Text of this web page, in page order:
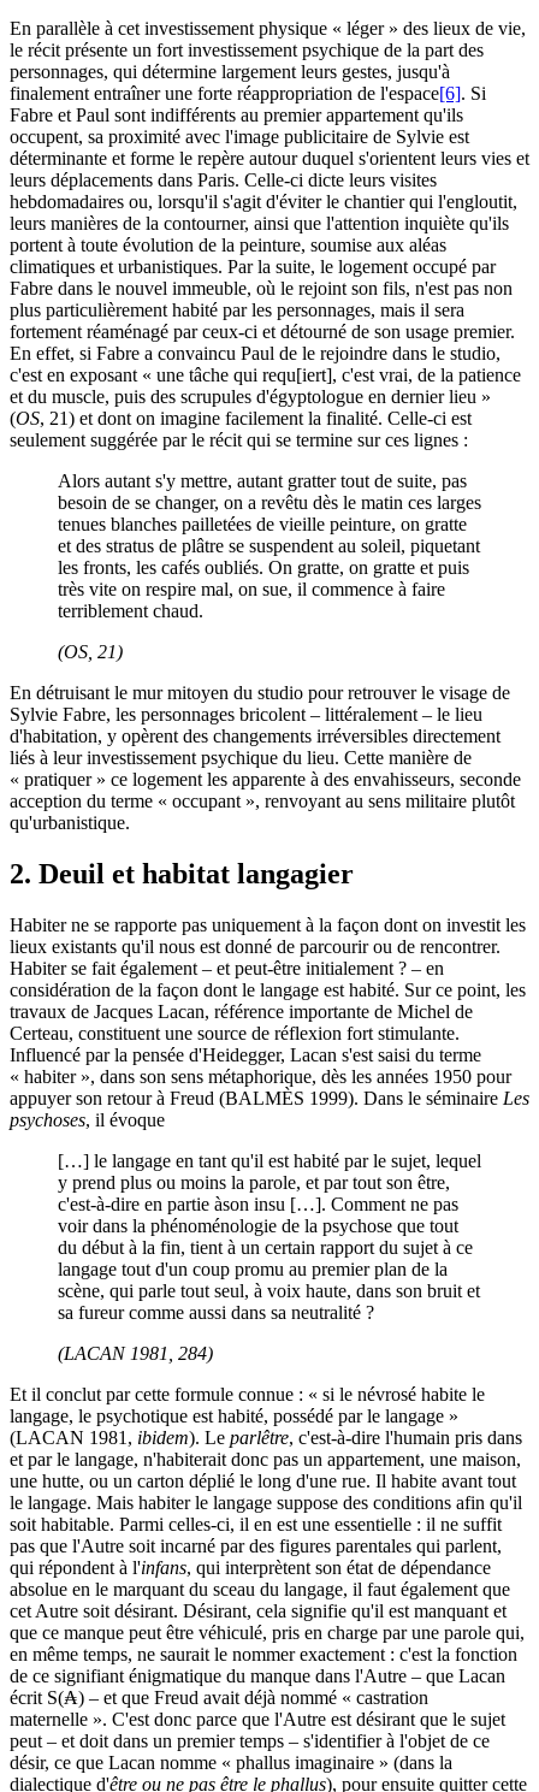
En parallèle à cet investissement physique « léger » des lieux de vie,
le récit présente un fort investissement psychique de la part des
personnages, qui détermine largement leurs gestes, jusqu'à
finalement entraîner une forte réappropriation de l'espace[6]. Si
Fabre et Paul sont indifférents au premier appartement qu'ils
occupent, sa proximité avec l'image publicitaire de Sylvie est
déterminante et forme le repère autour duquel s'orientent leurs vies et
leurs déplacements dans Paris. Celle-ci dicte leurs visites
hebdomadaires ou, lorsqu'il s'agit d'éviter le chantier qui l'engloutit,
leurs manières de la contourner, ainsi que l'attention inquiète qu'ils
portent à toute évolution de la peinture, soumise aux aléas
climatiques et urbanistiques. Par la suite, le logement occupé par
Fabre dans le nouvel immeuble, où le rejoint son fils, n'est pas non
plus particulièrement habité par les personnages, mais il sera
fortement réaménagé par ceux-ci et détourné de son usage premier.
En effet, si Fabre a convaincu Paul de le rejoindre dans le studio,
c'est en exposant « une tâche qui requ[iert], c'est vrai, de la patience
et du muscle, puis des scrupules d'égyptologue en dernier lieu »
(OS, 21) et dont on imagine facilement la finalité. Celle-ci est
seulement suggérée par le récit qui se termine sur ces lignes :
Alors autant s'y mettre, autant gratter tout de suite, pas
besoin de se changer, on a revêtu dès le matin ces larges
tenues blanches pailletées de vieille peinture, on gratte
et des stratus de plâtre se suspendent au soleil, piquetant
les fronts, les cafés oubliés. On gratte, on gratte et puis
très vite on respire mal, on sue, il commence à faire
terriblement chaud.
(OS , 21)
En détruisant le mur mitoyen du studio pour retrouver le visage de
Sylvie Fabre, les personnages bricolent – littéralement – le lieu
d'habitation, y opèrent des changements irréversibles directement
liés à leur investissement psychique du lieu. Cette manière de
« pratiquer » ce logement les apparente à des envahisseurs, seconde
acception du terme « occupant », renvoyant au sens militaire plutôt
qu'urbanistique.
2. Deuil et habitat langagier
Habiter ne se rapporte pas uniquement à la façon dont on investit les
lieux existants qu'il nous est donné de parcourir ou de rencontrer.
Habiter se fait également – et peut-être initialement ? – en
considération de la façon dont le langage est habité. Sur ce point, les
travaux de Jacques Lacan, référence importante de Michel de
Certeau, constituent une source de réflexion fort stimulante.
Influencé par la pensée d'Heidegger, Lacan s'est saisi du terme
« habiter », dans son sens métaphorique, dès les années 1950 pour
appuyer son retour à Freud (BALMÈS 1999). Dans le séminaire Les
psychoses, il évoque
[…] le langage en tant qu'il est habité par le sujet, lequel
y prend plus ou moins la parole, et par tout son être,
c'est-à-dire en partie àson insu […]. Comment ne pas
voir dans la phénoménologie de la psychose que tout
du début à la fin, tient à un certain rapport du sujet à ce
langage tout d'un coup promu au premier plan de la
scène, qui parle tout seul, à voix haute, dans son bruit et
sa fureur comme aussi dans sa neutralité ?
(LACAN 1981, 284)
Et il conclut par cette formule connue : « si le névrosé habite le
langage, le psychotique est habité, possédé par le langage »
(LACAN 1981, ibidem). Le parlêtre, c'est-à-dire l'humain pris dans
et par le langage, n'habiterait donc pas un appartement, une maison,
une hutte, ou un carton déplié le long d'une rue. Il habite avant tout
le langage. Mais habiter le langage suppose des conditions afin qu'il
soit habitable. Parmi celles-ci, il en est une essentielle : il ne suffit
pas que l'Autre soit incarné par des figures parentales qui parlent,
qui répondent à l'infans, qui interprètent son état de dépendance
absolue en le marquant du sceau du langage, il faut également que
cet Autre soit désirant. Désirant, cela signifie qu'il est manquant et
que ce manque peut être véhiculé, pris en charge par une parole qui,
en même temps, ne saurait le nommer exactement : c'est la fonction
de ce signifiant énigmatique du manque dans l'Autre – que Lacan
écrit S(₳) – et que Freud avait déjà nommé « castration
maternelle ». C'est donc parce que l'Autre est désirant que le sujet
peut – et doit dans un premier temps – s'identifier à l'objet de ce
désir, ce que Lacan nomme « phallus imaginaire » (dans la
dialectique d'être ou ne pas être le phallus), pour ensuite quitter cette